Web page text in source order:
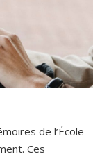
de l’École
Ces